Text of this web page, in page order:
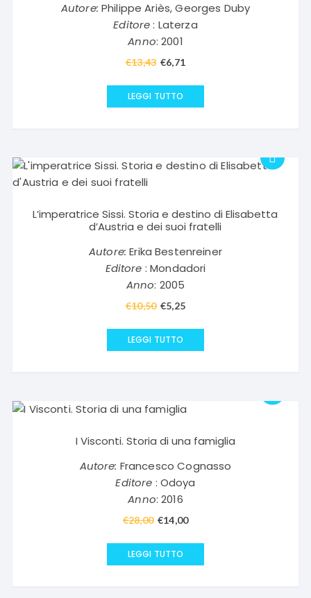
Autore: Philippe Ariès, Georges Duby
Editore: Laterza
Anno: 2001
€13,43 Il
originale
€6,71Il
LEGGI TUTTO
L’imperatrice Sissi. Storia e destino di Elisabetta
d’Austria e dei suoi fratelli
Autore: Erika Bestenreiner
Editore : Mondadori
Anno: 2005
€10,50 Il
originale
€5,25Il
LEGGI TUTTO
I Visconti. Storia di una famiglia
Autore: Francesco Cognasso
Editore : Odoya
Anno: 2016
€28,00 Il
originale
€14,00Il
LEGGI TUTTO